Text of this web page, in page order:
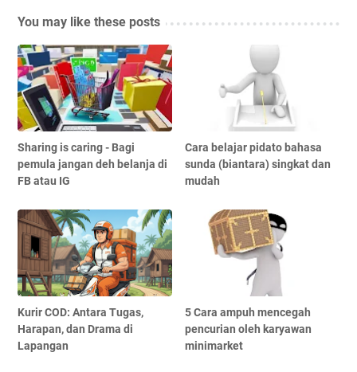
You may like these posts
Sharing is caring - Bagi
pemula jangan deh belanja di
FB atau IG
Cara belajar pidato bahasa
sunda (biantara) singkat dan
mudah
Kurir COD: Antara Tugas,
Harapan, dan Drama di
Lapangan
5 Cara ampuh mencegah
pencurian oleh karyawan
minimarket